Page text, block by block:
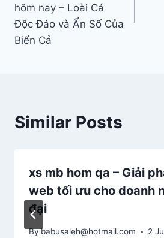
hôm nay – Loài Cá
Độc Đáo và Ẩn Số Của
Biển Cả
Similar Posts
xs mb hom qa – Giải
web tối ưu cho doanh
đại
Bybabusaleh@hotmail.com 2